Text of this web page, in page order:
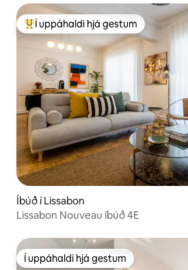
Í mestu uppáhaldi hjá gestum
Í uppáhaldi hjá gestum
Íbúð í Lissabon
Lissabon Nouveau íbúð 4E
Í uppáhaldi hjá gestum
Í uppáhaldi hjá gestum